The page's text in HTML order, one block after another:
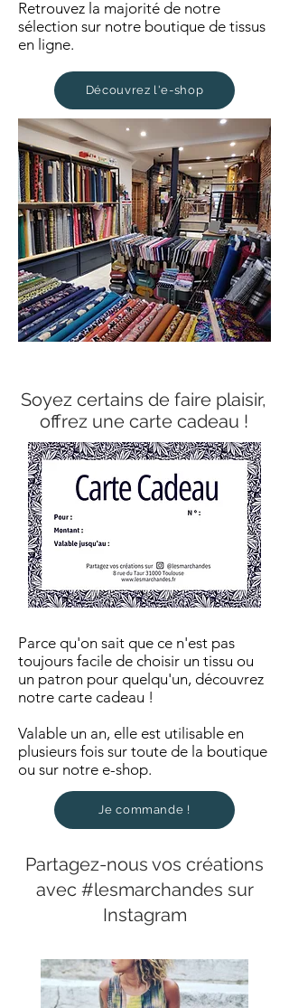
Retrouvez la majorité de notre
sélection sur notre boutique de tissus
en ligne.
Découvrez l'e-shop
Soyez certains de faire plaisir,
offrez une carte cadeau !
Parce qu'on sait que ce n'est pas
toujours facile de choisir un tissu ou
un patron pour quelqu'un, découvrez
notre carte cadeau !
Valable un an, elle est utilisable en
plusieurs fois sur toute de la boutique
ou sur notre e-shop.
Je commande !
Partagez-nous vos créations
avec #lesmarchandes sur
Instagram